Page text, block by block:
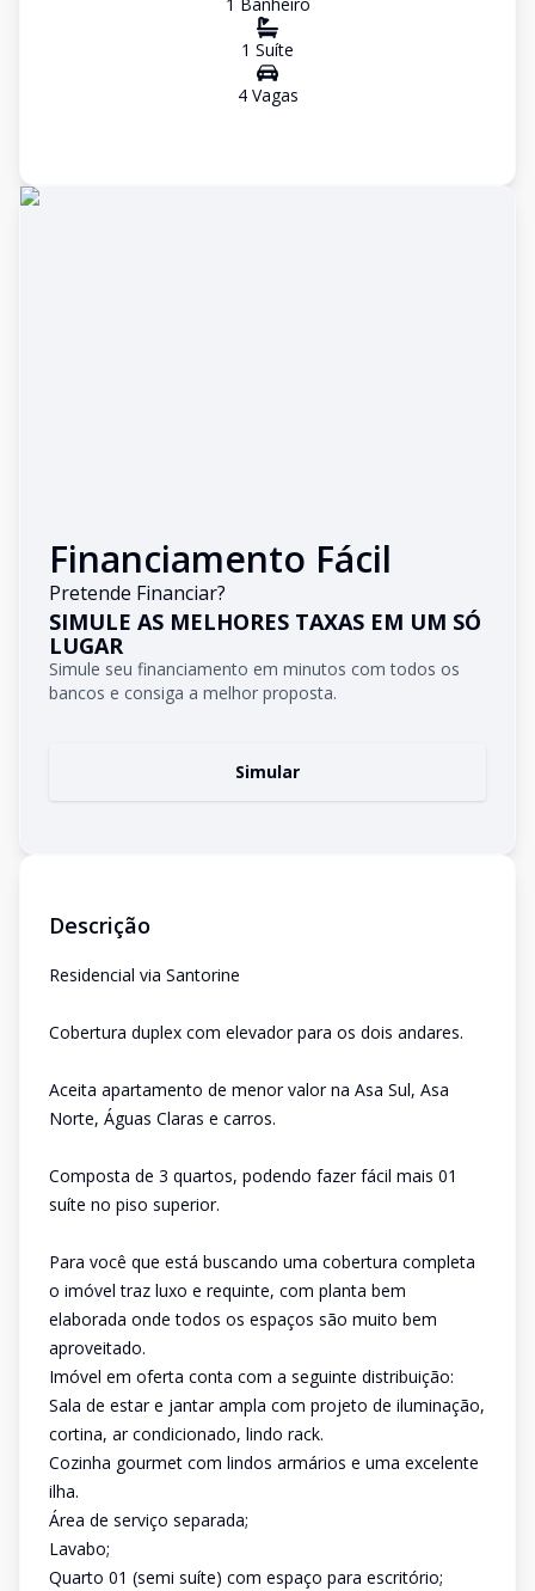
1 Suíte
4Vagas
Financiamento Fácil
Pretende Financiar?
SIMULE AS MELHORES TAXAS EM UM SÓ
LUGAR
Simule seu financiamento em minutos com todos os
bancos e consiga a melhor proposta.
Simular
Descrição
Residencial via Santorine
Cobertura duplex com elevador para os dois andares.
Aceita apartamento de menor valor na Asa Sul, Asa
Norte, Águas Claras e carros.
Composta de 3 quartos, podendo fazer fácil mais 01
suíte no piso superior.
Para você que está buscando uma cobertura completa
o imóvel traz luxo e requinte, com planta bem
elaborada onde todos os espaços são muito bem
aproveitado.
Imóvel em oferta conta com a seguinte distribuição:
Sala de estar e jantar ampla com projeto de iluminação,
cortina, ar condicionado, lindo rack.
Cozinha gourmet com lindos armários e uma excelente
ilha.
Área de serviço separada;
Lavabo;
Quarto 01 (semi suíte) com espaço para escritório;